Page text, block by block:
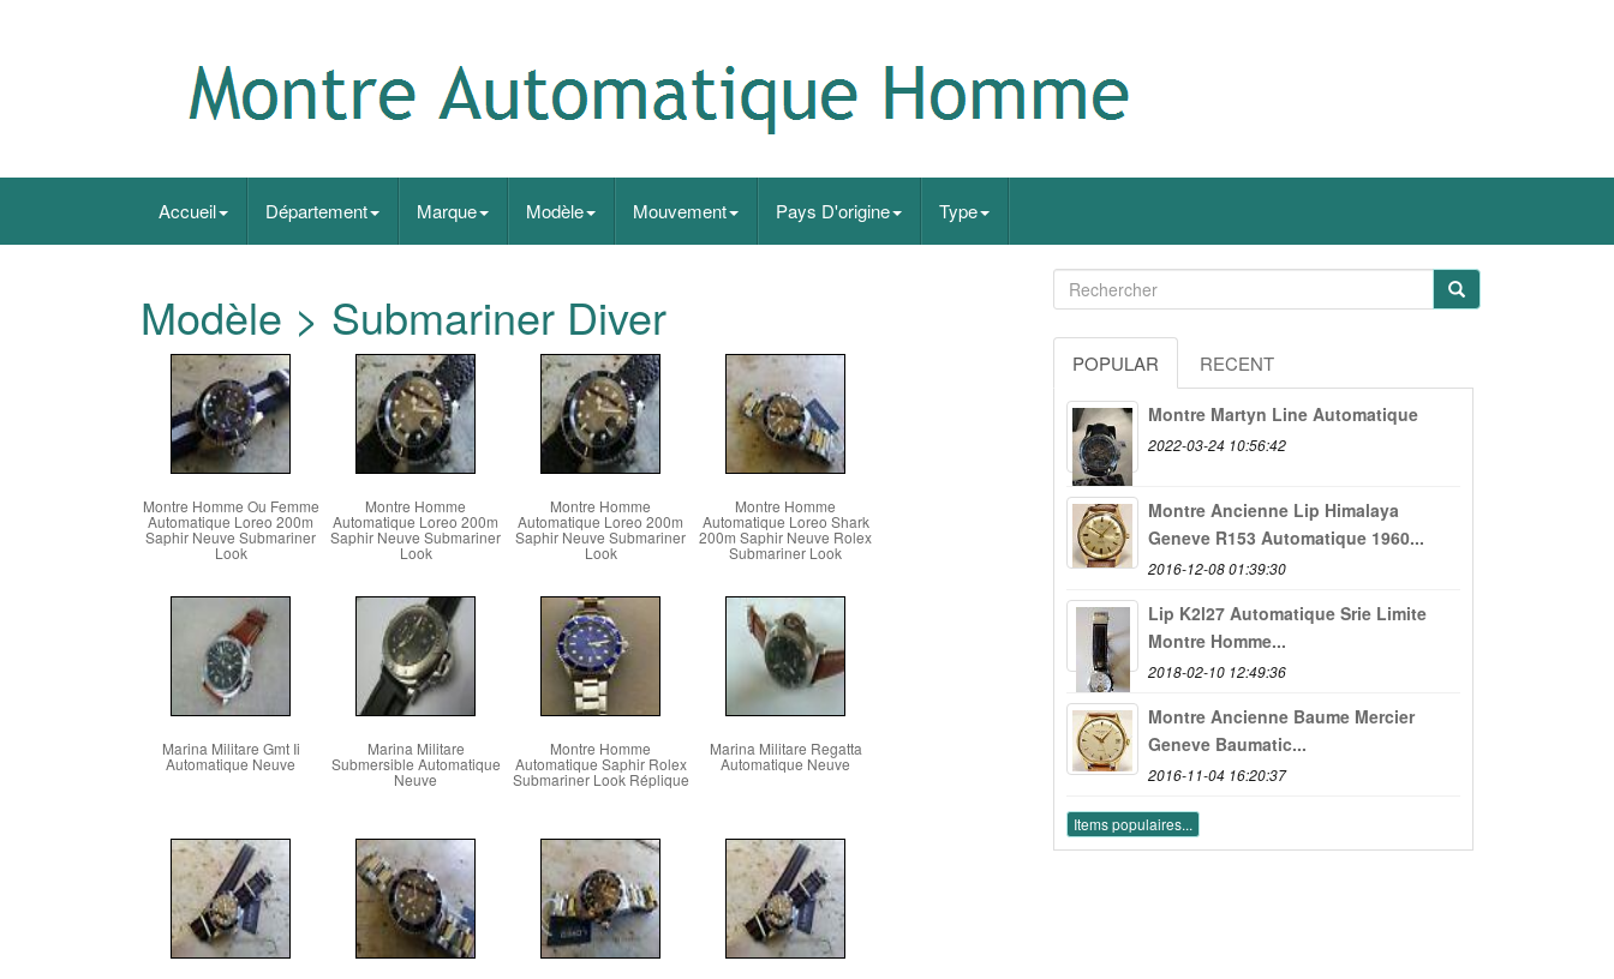
Accueil Département Marque Modèle Mouvement Pays D'origine Type
Modèle > Submariner Diver
Montre Homme Ou Femme
Automatique Loreo 200m
Saphir Neuve Submariner
Look
Montre Homme
Automatique Loreo 200m
Saphir Neuve Submariner
Look
Montre Homme
Automatique Loreo 200m
Saphir Neuve Submariner
Look
Montre Homme
Automatique Loreo Shark
200m Saphir Neuve Rolex
Submariner Look
Marina Militare Gmt Ii
Automatique Neuve
Marina Militare
Submersible Automatique
Neuve
Montre Homme
Automatique Saphir Rolex
Submariner Look Réplique
Marina Militare Regatta
Automatique Neuve
POPULAR RECENT
Montre Martyn Line Automatique
2022-03-24 10:56:42
Montre Ancienne Lip Himalaya
Geneve R153 Automatique 1960...
2016-12-08 01:39:30
Lip K2l27 Automatique Srie Limite
Montre Homme...
2018-02-10 12:49:36
Montre Ancienne Baume Mercier
Geneve Baumatic...
2016-11-04 16:20:37
Items populaires...